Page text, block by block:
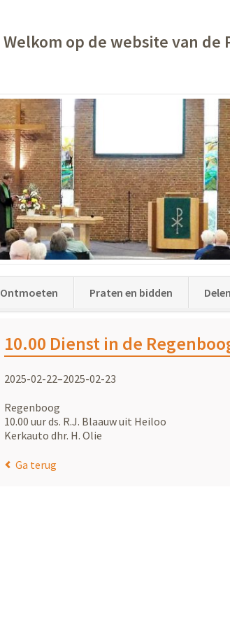
Welkom op de website van de
Ontmoeten Praten en bidden Delen
10.00 Dienst in de
2025-02-22–2025-02-23
Regenboog
10.00 uur ds. R.J. Blaauw uit Heiloo
Kerkauto dhr. H. Olie
Ga terug